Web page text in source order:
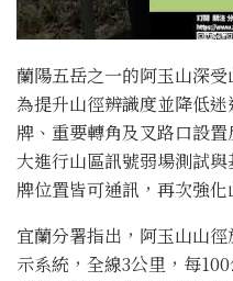
蘭陽五岳之一的阿玉山深
為提升山徑辨識度並降低
牌、重要轉角及叉路口設
大進行山區訊號弱場測試
牌位置皆可通訊，再次強化
宜蘭分署指出，阿玉山山
示系統，全線3公里，每